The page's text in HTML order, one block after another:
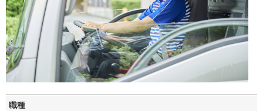
職種